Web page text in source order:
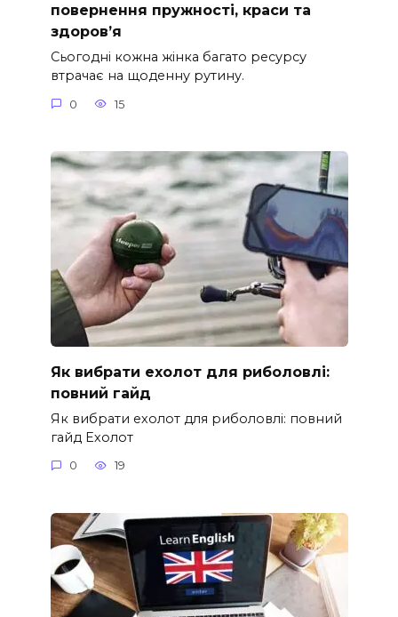
повернення пружності, краси та
здоров’я
Сьогодні кожна жінка багато ресурсу
втрачає на щоденну рутину.
0 15
Як вибрати ехолот для риболовлі:
повний гайд
Як вибрати ехолот для риболовлі: повний
гайд Ехолот
0 19